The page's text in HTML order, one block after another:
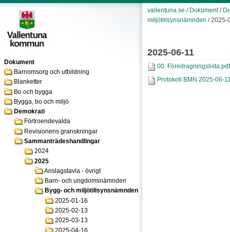
Dokument
Barnomsorg och utbildning
Blanketter
Bo och bygga
Bygga, bo och miljö
Demokrati
Förtroendevalda
Revisionens granskningar
Sammanträdeshandlingar
2024
2025
Anslagstavla - övrigt
Barn- och ungdomsnämnden
Bygg- och miljötillsynsnämnden
2025-01-16
2025-02-13
2025-03-13
2025-04-16
vallentuna.se / Dokument/
miljötillsynsnämnden / 2025-
2025-06-11
00. Föredragningslista.pdf
Protokoll BMN 2025-06-